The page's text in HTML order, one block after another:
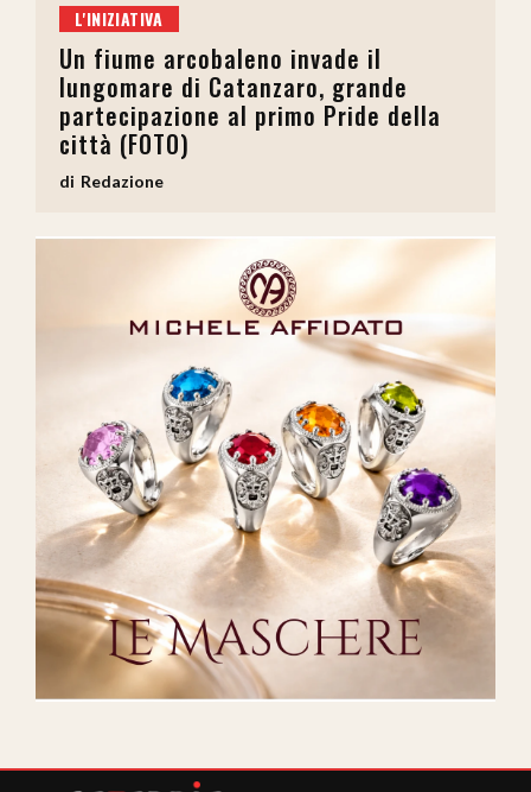
L'INIZIATIVA
Un fiume arcobaleno invade il
lungomare di Catanzaro, grande
partecipazione al primo Pride della
città (FOTO)
Redazione